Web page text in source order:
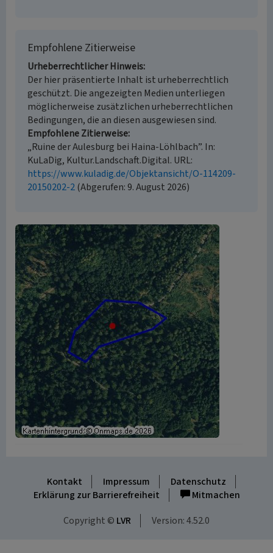
Empfohlene Zitierweise
Urheberrechtlicher Hinweis
Der hier präsentierte Inhalt ist urheberrechtlich
geschützt. Die angezeigten Medien unterliegen
möglicherweise zusätzlichen urheberrechtlichen
Bedingungen, die an diesen ausgewiesen sind.
Empfohlene Zitierweise
„Ruine der Aulesburg bei Haina-Löhlbach”. In:
KuLaDig, Kultur.Landschaft.Digital. URL:
https://www.kuladig.de/Objektansicht/O-114209-
20150202-2(Abgerufen: 9. August 2026)
Kontakt Impressum
Datenschutz
Erklärung zur Barrierefreiheit
Mitmachen
Copyright © LVR Version: 4.52.0